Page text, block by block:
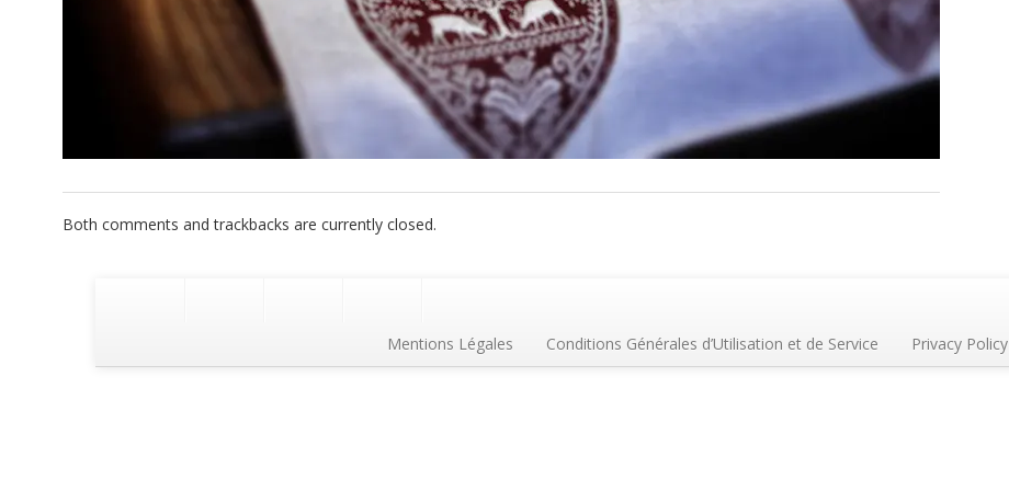
Both comments and trackbacks are currently closed.
Mentions Légales Conditions Générales d’Utilisation et de Service Privacy Policy